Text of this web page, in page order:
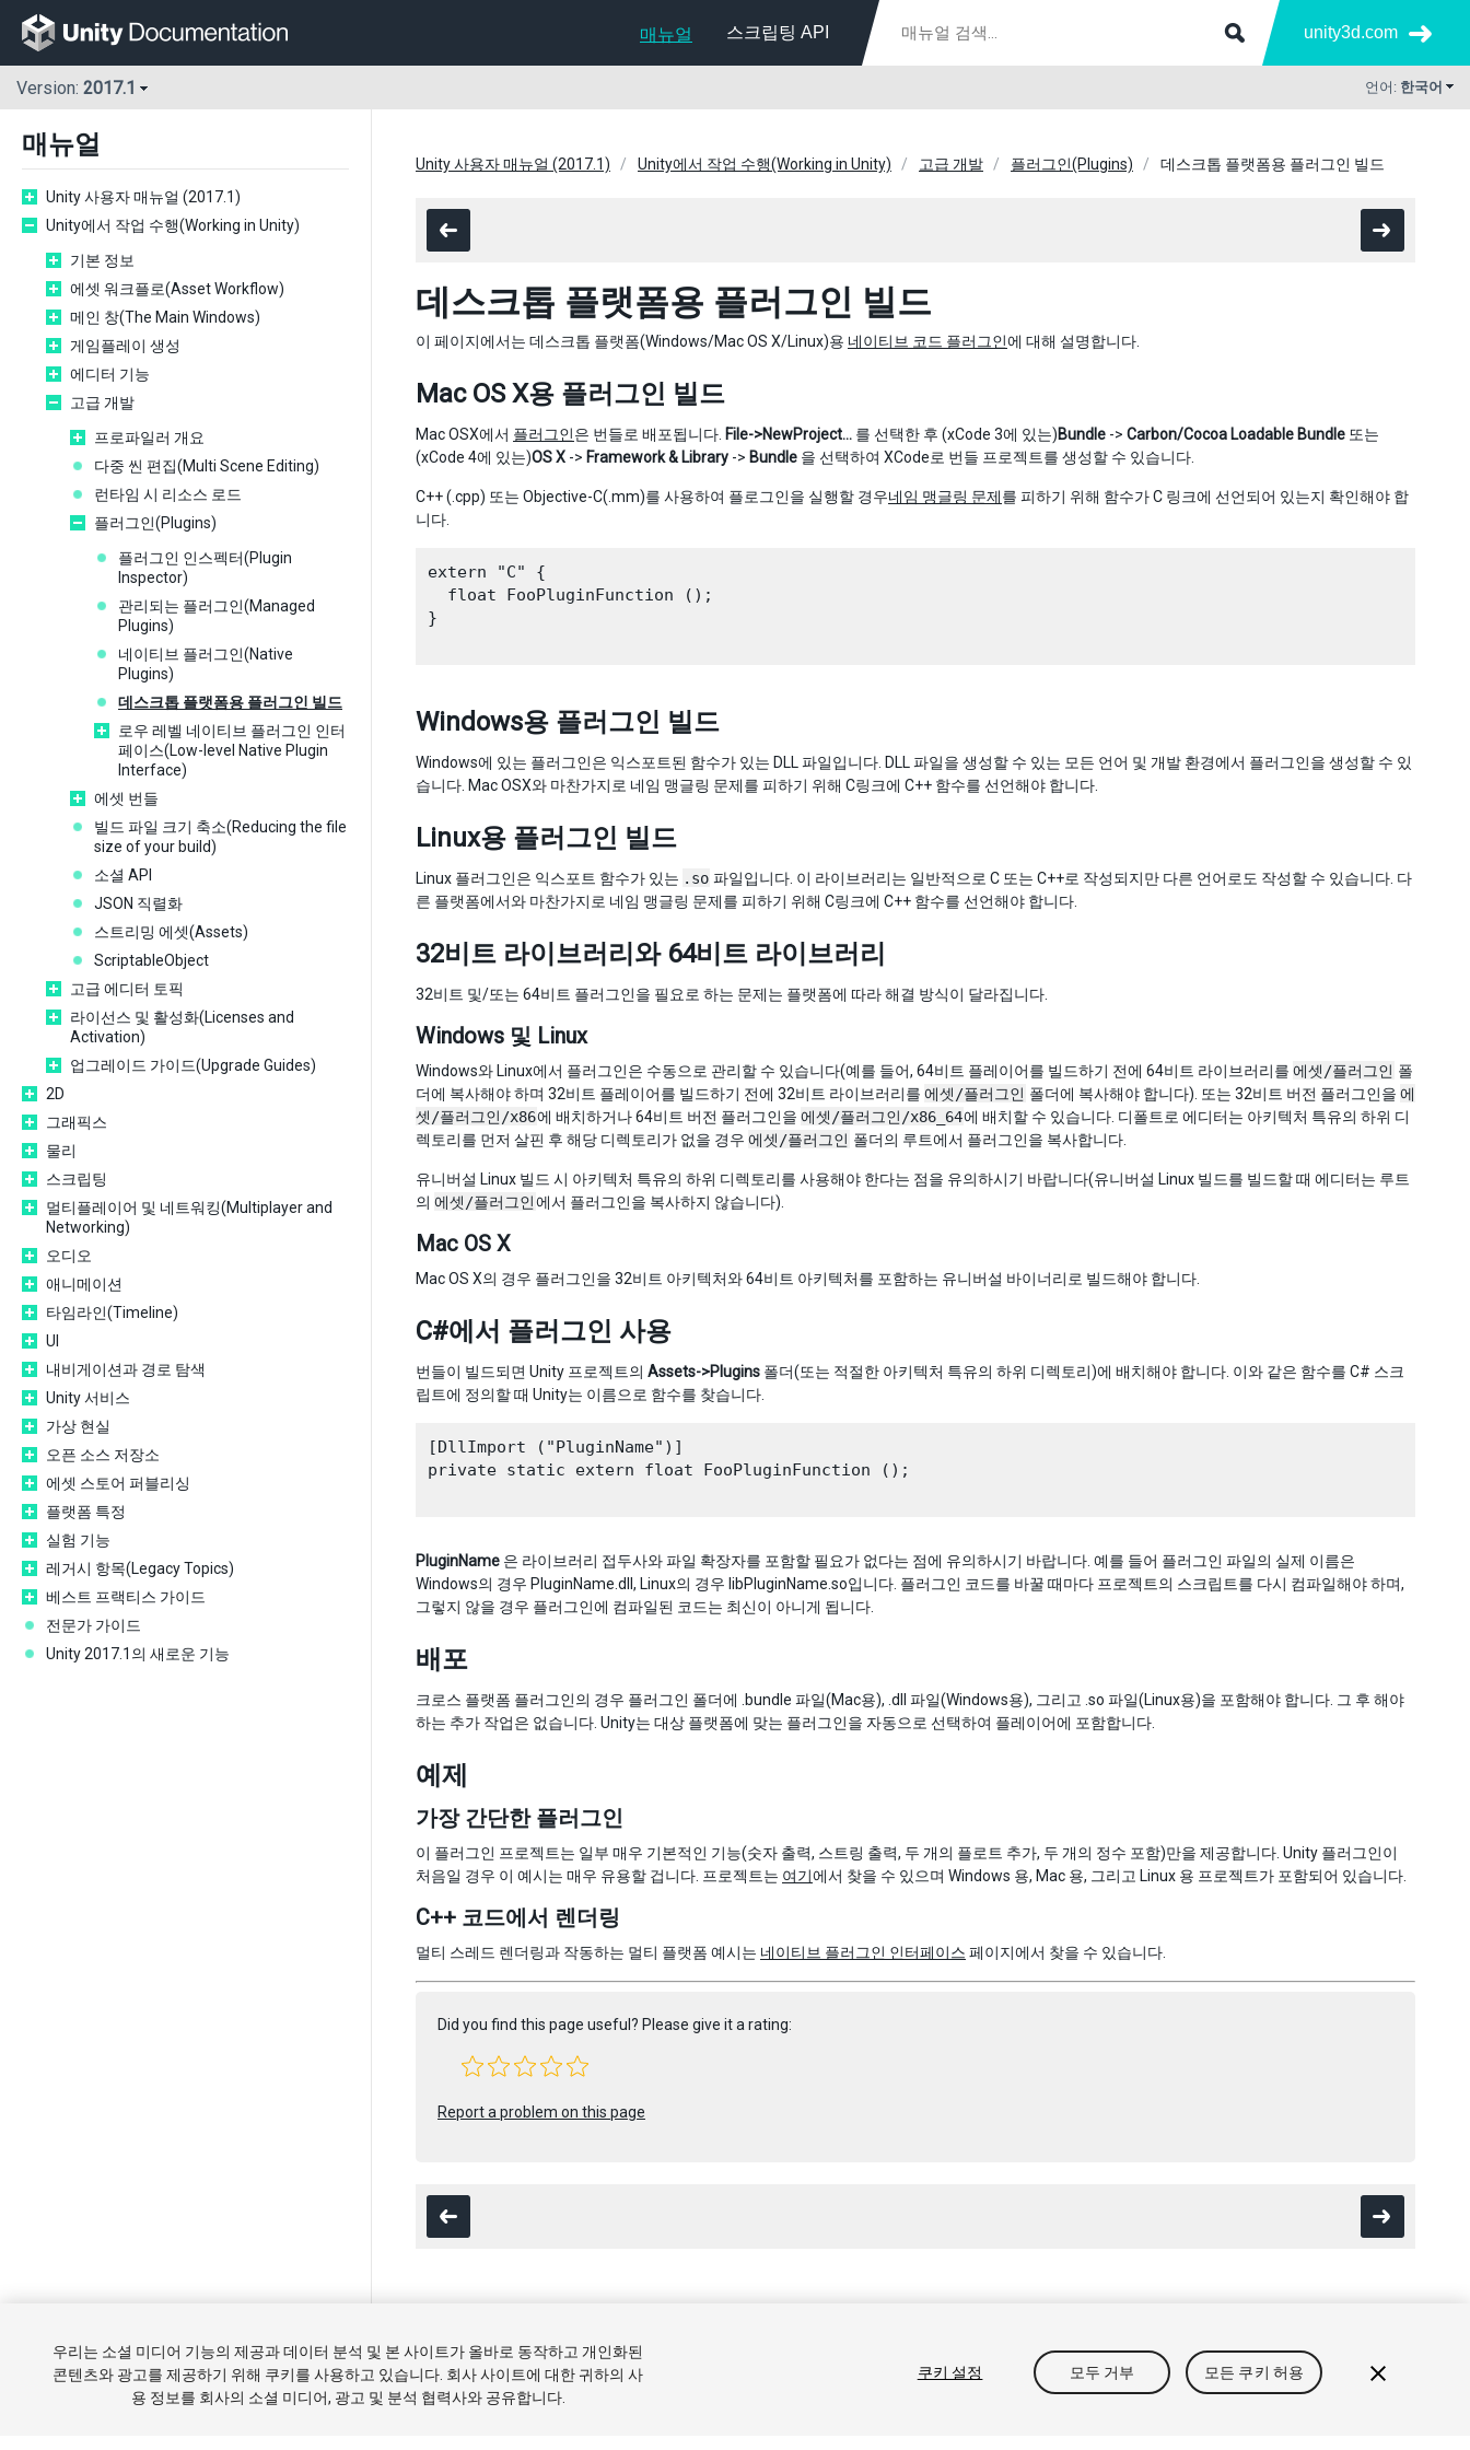
매뉴얼 스크립팅 API unity3d.com
Version: 2017.1 언어: 한국어
매뉴얼
Unity 사용자 매뉴얼 (2017.1)
Unity에서 작업 수행(Working in Unity)
기본 정보
에셋 워크플로(Asset Workflow)
메인 창(The Main Windows)
게임플레이 생성
에디터 기능
고급 개발
프로파일러 개요
다중 씬 편집(Multi Scene Editing)
런타임 시 리소스 로드
플러그인(Plugins)
플러그인 인스펙터(Plugin
Inspector)
관리되는 플러그인(Managed
Plugins)
네이티브 플러그인(Native
Plugins)
데스크톱 플랫폼용 플러그인 빌드
로우 레벨 네이티브 플러그인 인터
페이스(Low-level Native Plugin
Interface)
에셋 번들
빌드 파일 크기 축소(Reducing the file
size of your build)
소셜 API
JSON 직렬화
스트리밍 에셋(Assets)
ScriptableObject
고급 에디터 토픽
라이선스 및 활성화(Licenses and
Activation)
업그레이드 가이드(Upgrade Guides)
2D
그래픽스
물리
스크립팅
멀티플레이어 및 네트워킹(Multiplayer and
Networking)
오디오
애니메이션
타임라인(Timeline)
UI
내비게이션과 경로 탐색
Unity 서비스
가상 현실
오픈 소스 저장소
에셋 스토어 퍼블리싱
플랫폼 특정
실험 기능
레거시 항목(Legacy Topics)
베스트 프랙티스 가이드
전문가 가이드
Unity 2017.1의 새로운 기능
Unity 사용자 매뉴얼 (2017.1) Unity에서 작업 수행(Working in Unity) 고급 개발 플러그인(Plugins) 데스크톱 플랫폼용 플러그인 빌드
데스크톱 플랫폼용 플러그인 빌드
이 페이지에서는 데스크톱 플랫폼(Windows/Mac OS X/Linux)용 네이티브 코드 플러그인에 대해 설명합니다.
Mac OS X용 플러그인 빌드
Mac OSX에서 플러그인은 번들로 배포됩니다. File->NewProject… 를 선택한 후 (xCode 3에 있는)Bundle -> Carbon/Cocoa Loadable Bundle 또는
(xCode 4에 있는)OS X -> Framework & Library -> Bundle 을 선택하여 XCode로 번들 프로젝트를 생성할 수 있습니다.
C++ (.cpp) 또는 Objective-C(.mm)를 사용하여 플로그인을 실행할 경우네임 맹글링 문제를 피하기 위해 함수가 C 링크에 선언되어 있는지 확인해야 합
니다.
extern "C" {
  float FooPluginFunction ();
}
Windows용 플러그인 빌드
Windows에 있는 플러그인은 익스포트된 함수가 있는 DLL 파일입니다. DLL 파일을 생성할 수 있는 모든 언어 및 개발 환경에서 플러그인을 생성할 수 있
습니다. Mac OSX와 마찬가지로 네임 맹글링 문제를 피하기 위해 C링크에 C++ 함수를 선언해야 합니다.
Linux용 플러그인 빌드
Linux 플러그인은 익스포트 함수가 있는 .so 파일입니다. 이 라이브러리는 일반적으로 C 또는 C++로 작성되지만 다른 언어로도 작성할 수 있습니다. 다
른 플랫폼에서와 마찬가지로 네임 맹글링 문제를 피하기 위해 C링크에 C++ 함수를 선언해야 합니다.
32비트 라이브러리와 64비트 라이브러리
32비트 및/또는 64비트 플러그인을 필요로 하는 문제는 플랫폼에 따라 해결 방식이 달라집니다.
Windows 및 Linux
Windows와 Linux에서 플러그인은 수동으로 관리할 수 있습니다(예를 들어, 64비트 플레이어를 빌드하기 전에 64비트 라이브러리를 에셋/플러그인 폴
더에 복사해야 하며 32비트 플레이어를 빌드하기 전에 32비트 라이브러리를 에셋/플러그인 폴더에 복사해야 합니다). 또는 32비트 버전 플러그인을 에
셋/플러그인/x86에 배치하거나 64비트 버전 플러그인을 에셋/플러그인/x86_64에 배치할 수 있습니다. 디폴트로 에디터는 아키텍처 특유의 하위 디
렉토리를 먼저 살핀 후 해당 디렉토리가 없을 경우 에셋/플러그인 폴더의 루트에서 플러그인을 복사합니다.
유니버설 Linux 빌드 시 아키텍처 특유의 하위 디렉토리를 사용해야 한다는 점을 유의하시기 바랍니다(유니버설 Linux 빌드를 빌드할 때 에디터는 루트
의 에셋/플러그인에서 플러그인을 복사하지 않습니다).
Mac OS X
Mac OS X의 경우 플러그인을 32비트 아키텍처와 64비트 아키텍처를 포함하는 유니버설 바이너리로 빌드해야 합니다.
C#에서 플러그인 사용
번들이 빌드되면 Unity 프로젝트의 Assets->Plugins 폴더(또는 적절한 아키텍처 특유의 하위 디렉토리)에 배치해야 합니다. 이와 같은 함수를 C# 스크
립트에 정의할 때 Unity는 이름으로 함수를 찾습니다.
[DllImport ("PluginName")]
private static extern float FooPluginFunction ();
PluginName 은 라이브러리 접두사와 파일 확장자를 포함할 필요가 없다는 점에 유의하시기 바랍니다. 예를 들어 플러그인 파일의 실제 이름은
Windows의 경우 PluginName.dll, Linux의 경우 libPluginName.so입니다. 플러그인 코드를 바꿀 때마다 프로젝트의 스크립트를 다시 컴파일해야 하며,
그렇지 않을 경우 플러그인에 컴파일된 코드는 최신이 아니게 됩니다.
배포
크로스 플랫폼 플러그인의 경우 플러그인 폴더에 .bundle 파일(Mac용), .dll 파일(Windows용), 그리고 .so 파일(Linux용)을 포함해야 합니다. 그 후 해야
하는 추가 작업은 없습니다. Unity는 대상 플랫폼에 맞는 플러그인을 자동으로 선택하여 플레이어에 포함합니다.
예제
가장 간단한 플러그인
이 플러그인 프로젝트는 일부 매우 기본적인 기능(숫자 출력, 스트링 출력, 두 개의 플로트 추가, 두 개의 정수 포함)만을 제공합니다. Unity 플러그인이
처음일 경우 이 예시는 매우 유용할 겁니다. 프로젝트는 여기에서 찾을 수 있으며 Windows 용, Mac 용, 그리고 Linux 용 프로젝트가 포함되어 있습니다.
C++ 코드에서 렌더링
멀티 스레드 렌더링과 작동하는 멀티 플랫폼 예시는 네이티브 플러그인 인터페이스 페이지에서 찾을 수 있습니다.
Did you find this page useful? Please give it a rating:
Report a problem on this page
튜토리얼 커뮤니티 답변 기술 자료 법률정보 개인정보처리방침 쿠키 내 개인정보 판매 금지
우리는 소셜 미디어 기능의 제공과 데이터 분석 및 본 사이트가 올바로 동작하고 개인화된
콘텐츠와 광고를 제공하기 위해 쿠키를 사용하고 있습니다. 회사 사이트에 대한 귀하의 사
용 정보를 회사의 소셜 미디어, 광고 및 분석 협력사와 공유합니다.
쿠키 설정 모두 거부 모든 쿠키 허용